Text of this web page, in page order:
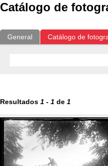
Catálogo de
General Catálogo de
Resultados 1 - 1 de 1